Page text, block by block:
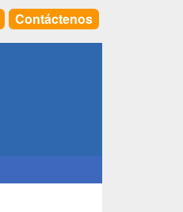
Contáctenos